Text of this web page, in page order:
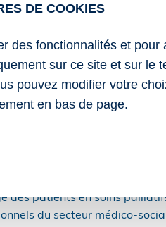
un besoin particulier, visant
à domicile, mais ne
délivrés de la même
établissements et de
des patients en soins
du secteur médico-
DE COOKIES
des fonctionnalités et pour
sur ce site et sur le
pouvez modifier votre
en bas de page.